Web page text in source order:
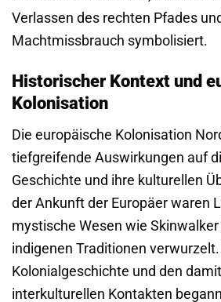
Verlassen des rechten Pfades
Machtmissbrauch symbolisiert.
Historischer Kontext und
Kolonisation
Die europäische Kolonisation
tiefgreifende Auswirkungen auf
Geschichte und ihre kulturellen
der Ankunft der Europäer waren
mystische Wesen wie
indigenen Traditionen
Kolonialgeschichte und den
interkulturellen Kontakten